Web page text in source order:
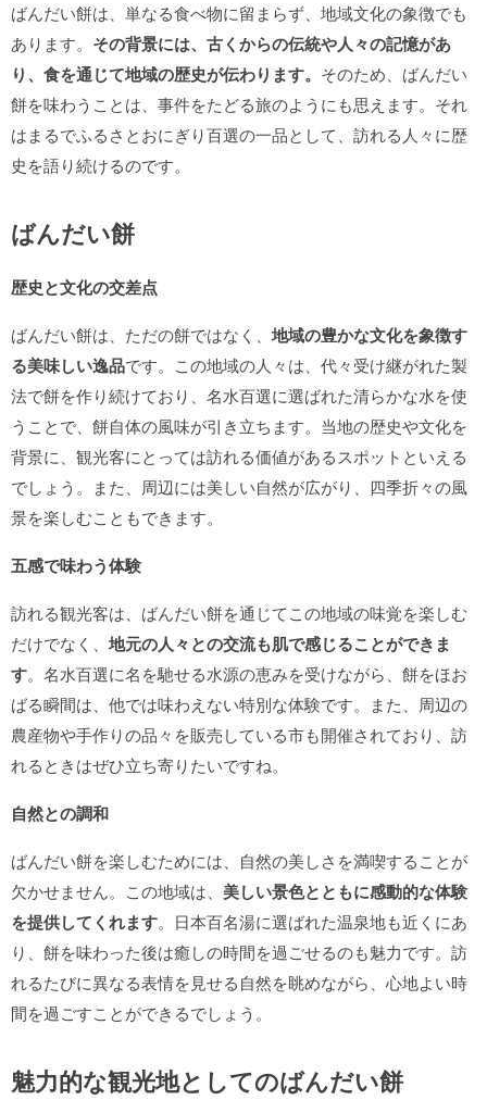
ばんだい餅は、単なる食べ物に留まらず、地域文化の象徴でも
あります。 その背景には、古くからの伝統や人々の記憶があ
り、食を通じて地域の歴史が伝わります。 そのため、ばんだい
餅を味わうことは、事件をたどる旅のようにも思えます。それ
はまるでふるさとおにぎり百選の一品として、訪れる人々に歴
史を語り続けるのです。
ばんだい餅
歴史と文化の交差点
ばんだい餅は、ただの餅ではなく、 地域の豊かな文化を象徴す
る美味しい逸品です。この地域の人々は、代々受け継がれた製
法で餅を作り続けており、名水百選に選ばれた清らかな水を使
うことで、餅自体の風味が引き立ちます。当地の歴史や文化を
背景に、観光客にとっては訪れる価値があるスポットといえる
でしょう。また、周辺には美しい自然が広がり、四季折々の風
景を楽しむこともできます。
五感で味わう体験
訪れる観光客は、ばんだい餅を通じてこの地域の味覚を楽しむ
だけでなく、 地元の人々との交流も肌で感じることができま
す。名水百選に名を馳せる水源の恵みを受けながら、餅をほお
ばる瞬間は、他では味わえない特別な体験です。また、周辺の
農産物や手作りの品々を販売している市も開催されており、訪
れるときはぜひ立ち寄りたいですね。
自然との調和
ばんだい餅を楽しむためには、自然の美しさを満喫することが
欠かせません。この地域は、 美しい景色とともに感動的な体験
を提供してくれます。日本百名湯に選ばれた温泉地も近くにあ
り、餅を味わった後は癒しの時間を過ごせるのも魅力です。訪
れるたびに異なる表情を見せる自然を眺めながら、心地よい時
間を過ごすことができるでしょう。
魅力的な観光地としてのばんだい餅